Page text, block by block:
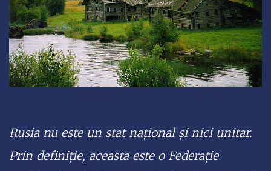
Rusia nu este un stat național și nici unitar.
Prin definiție, aceasta este o Federație